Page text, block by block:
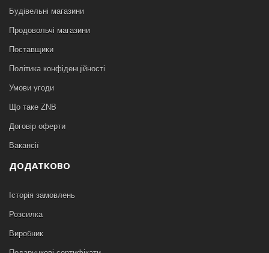
Будівельні магазини
Продовольчі магазини
Поставщики
Політика конфіденційності
Умови угоди
Що таке ZNB
Договір оферти
Вакансії
ДОДАТКОВО
Історія замовлень
Розсилка
Виробник